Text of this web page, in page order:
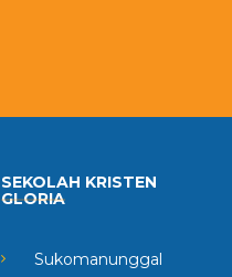
SEKOLAH KRISTEN
GLORIA
Sukomanunggal